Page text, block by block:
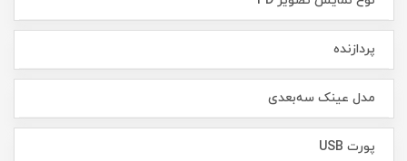
پردازنده
مدل عینک سه‌بعدی
پورت USB